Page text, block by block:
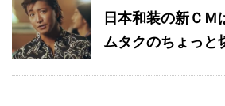
日本和装の新ＣＭ
ムタクのちょっと